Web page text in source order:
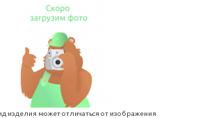
изделия может отличаться от изображения